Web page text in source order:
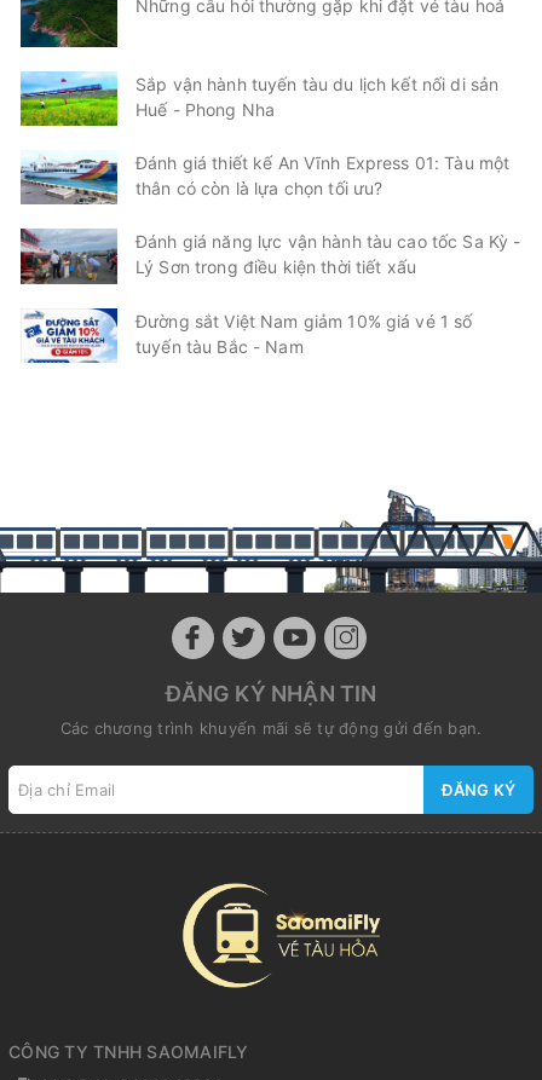
Những câu hỏi thường gặp khi đặt vé tàu hoả
Sắp vận hành tuyến tàu du lịch kết nối di sản
Huế - Phong Nha
Đánh giá thiết kế An Vĩnh Express 01: Tàu một
thân có còn là lựa chọn tối ưu?
Đánh giá năng lực vận hành tàu cao tốc Sa Kỳ -
Lý Sơn trong điều kiện thời tiết xấu
Đường sắt Việt Nam giảm 10% giá vé 1 số
tuyến tàu Bắc - Nam
ĐĂNG KÝ NHẬN TIN
Các chương trình khuyến mãi sẽ tự động gửi đến bạn.
ĐĂNG KÝ
CÔNG TY TNHH SAOMAIFLY